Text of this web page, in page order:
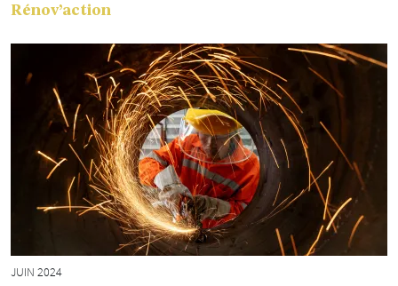
Rénov’action
JUIN 2024